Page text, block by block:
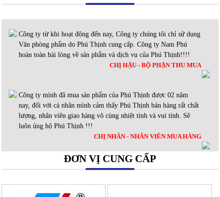
Công ty từ khi hoạt động đến nay, Công ty chúng tôi chỉ sử dụng
Văn phòng phẩm do Phú Thịnh cung cấp. Công ty Nam Phú
hoàn toàn hài lòng về sản phẩm và dịch vụ của Phú Thịnh!!!!
CHỊ HẬU - BỘ PHẬN THU MUA
Công ty mình đã mua sản phẩm của Phú Thịnh được 02 năm
nay, đối với cá nhân mình cảm thấy Phú Thịnh bán hàng rất chất
lượng, nhân viên giao hàng vô cùng nhiệt tình và vui tính. Sẽ
luôn ủng hộ Phú Thịnh !!!
CHỊ NHÂN - NHÂN VIÊN MUA HÀNG
ĐƠN VỊ CUNG CẤP